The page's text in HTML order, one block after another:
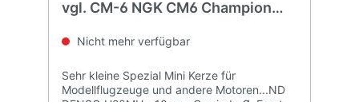
vgl. CM-6 NGK CM6 Champion
Nicht mehr verfügbar
Sehr kleine Spezial Mini Kerze für
Modellflugzeuge und andere Motoren...ND